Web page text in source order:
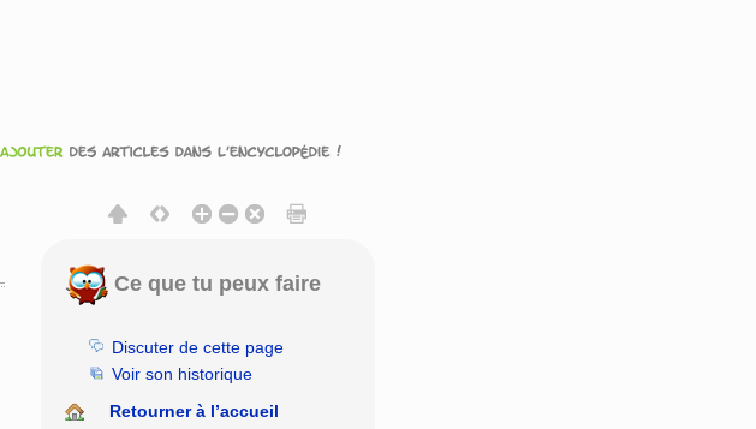
Ce que tu peux faire
Discuter de cette page
Voir son historique
Retourner à l’accueil